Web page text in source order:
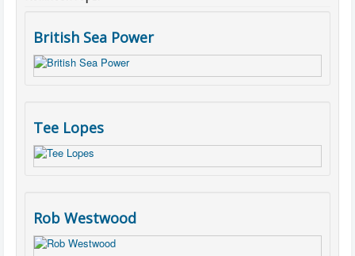
British Sea Power
Tee Lopes
Rob Westwood